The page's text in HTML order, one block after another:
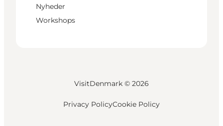
Nyheder
Workshops
VisitDenmark © 2026
Privacy PolicyCookie Policy